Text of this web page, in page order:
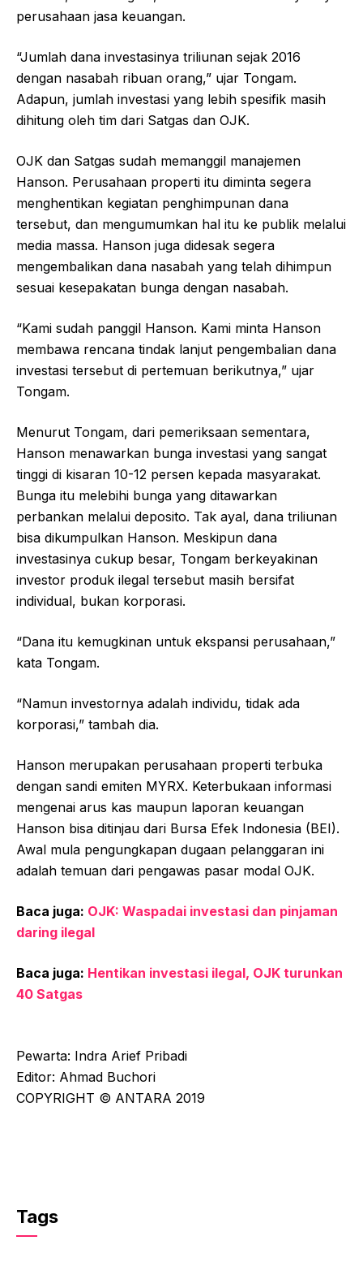
perusahaan jasa keuangan.
“Jumlah dana investasinya triliunan sejak 2016
dengan nasabah ribuan orang,” ujar Tongam.
Adapun, jumlah investasi yang lebih spesifik masih
dihitung oleh tim dari Satgas dan OJK.
OJK dan Satgas sudah memanggil manajemen
Hanson. Perusahaan properti itu diminta segera
menghentikan kegiatan penghimpunan dana
tersebut, dan mengumumkan hal itu ke publik melalui
media massa. Hanson juga didesak segera
mengembalikan dana nasabah yang telah dihimpun
sesuai kesepakatan bunga dengan nasabah.
“Kami sudah panggil Hanson. Kami minta Hanson
membawa rencana tindak lanjut pengembalian dana
investasi tersebut di pertemuan berikutnya,” ujar
Tongam.
Menurut Tongam, dari pemeriksaan sementara,
Hanson menawarkan bunga investasi yang sangat
tinggi di kisaran 10-12 persen kepada masyarakat.
Bunga itu melebihi bunga yang ditawarkan
perbankan melalui deposito. Tak ayal, dana triliunan
bisa dikumpulkan Hanson. Meskipun dana
investasinya cukup besar, Tongam berkeyakinan
investor produk ilegal tersebut masih bersifat
individual, bukan korporasi.
“Dana itu kemugkinan untuk ekspansi perusahaan,”
kata Tongam.
“Namun investornya adalah individu, tidak ada
korporasi,” tambah dia.
Hanson merupakan perusahaan properti terbuka
dengan sandi emiten MYRX. Keterbukaan informasi
mengenai arus kas maupun laporan keuangan
Hanson bisa ditinjau dari Bursa Efek Indonesia (BEI).
Awal mula pengungkapan dugaan pelanggaran ini
adalah temuan dari pengawas pasar modal OJK.
Baca juga: OJK: Waspadai investasi dan pinjaman
daring ilegal
Baca juga: Hentikan investasi ilegal, OJK turunkan
40 Satgas
Pewarta: Indra Arief Pribadi
Editor: Ahmad Buchori
COPYRIGHT © ANTARA 2019
Tags